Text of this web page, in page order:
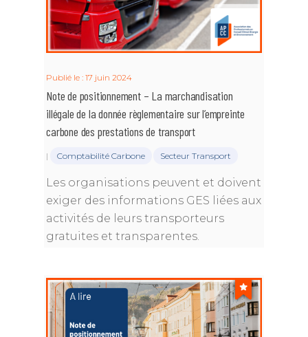
Publié le : 17 juin 2024
Note de positionnement – La marchandisation
illégale de la donnée règlementaire sur l’empreinte
carbone des prestations de transport
| Comptabilité Carbone Secteur Transport
Les organisations peuvent et doivent
exiger des informations GES liées aux
activités de leurs transporteurs
gratuites et transparentes.